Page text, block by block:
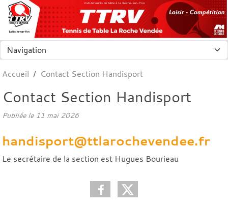
club de tennis de table à La Roche-sur-Yon
Accueil Contact Section Handisport
Contact Section Handisport
Publiée le 11 mai 2026
handisport@ttlarochevendee.fr
Le secrétaire de la section est Hugues Bourieau
Panneau de gestion des cookies